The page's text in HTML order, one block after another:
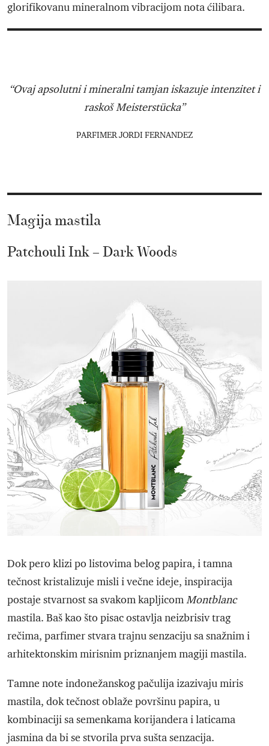
glorifikovanu mineralnom vibracijom nota ćilibara.
“Ovaj apsolutni i mineralni tamjan iskazuje intenzitet i
raskoš Meisterstücka”
PARFIMER JORDI FERNANDEZ
Magija mastila
Patchouli Ink – Dark Woods
Dok pero klizi po listovima belog papira, i tamna
tečnost kristalizuje misli i večne ideje, inspiracija
postaje stvarnost sa svakom kapljicomMontblanc
mastila. Baš kao što pisac ostavlja neizbrisiv trag
rečima, parfimer stvara trajnu senzaciju sa snažnim i
arhitektonskim mirisnim priznanjem magiji mastila.
Tamne note indonežanskog pačulija izazivaju miris
mastila, dok tečnost oblaže površinu papira, u
kombinaciji sa semenkama korijandera i laticama
jasmina da bi se stvorila prva sušta senzacija.